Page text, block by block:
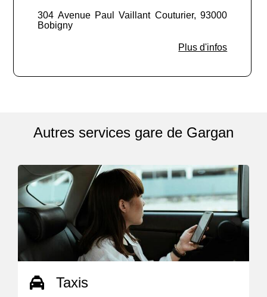
304 Avenue Paul Vaillant Couturier, 93000
Bobigny
Plus d'infos
Autres services gare de Gargan
Taxis